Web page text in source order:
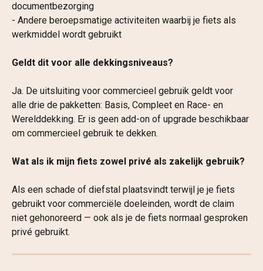
documentbezorging
- Andere beroepsmatige activiteiten waarbij je fiets als
werkmiddel wordt gebruikt
Geldt dit voor alle dekkingsniveaus?
Ja. De uitsluiting voor commercieel gebruik geldt voor
alle drie de pakketten: Basis, Compleet en Race- en
Werelddekking. Er is geen add-on of upgrade beschikbaar
om commercieel gebruik te dekken.
Wat als ik mijn fiets zowel privé als zakelijk gebruik?
Als een schade of diefstal plaatsvindt terwijl je je fiets
gebruikt voor commerciële doeleinden, wordt de claim
niet gehonoreerd — ook als je de fiets normaal gesproken
privé gebruikt.